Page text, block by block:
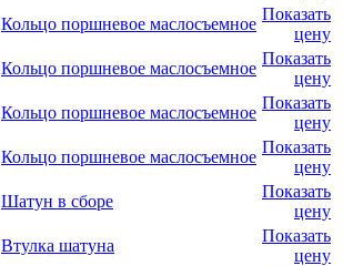
Кольцо поршневое маслосъемное
Показать
цену
Кольцо поршневое маслосъемное
Показать
цену
Кольцо поршневое маслосъемное
Показать
цену
Кольцо поршневое маслосъемное
Показать
цену
Шатун в сборе
Показать
цену
Втулка шатуна
Показать
цену